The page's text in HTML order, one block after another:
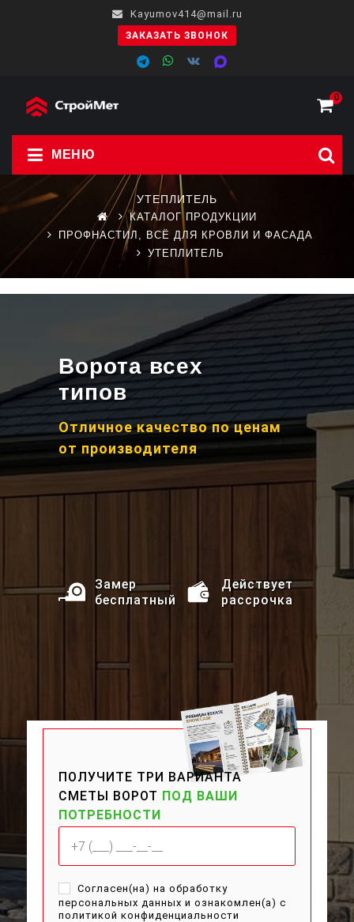
Kayumov414@mail.ru
ЗАКАЗАТЬ ЗВОНОК
0
МЕНЮ
УТЕПЛИТЕЛЬ
КАТАЛОГ ПРОДУКЦИИ
ПРОФНАСТИЛ, ВСЁ ДЛЯ КРОВЛИ И ФАСАДА
УТЕПЛИТЕЛЬ
ПОЛУЧИТЕ ТРИ ВАРИАНТА
СМЕТЫ ВОРОТ ПОД ВАШИ
ПОТРЕБНОСТИ
Согласен(на) на обработку
персональных данных и ознакомлен(а) с
политикой конфиденциальности
Замер
бесплатный
Действует
рассрочка
Ворота всех
типов
Отличное качество по ценам
от производителя